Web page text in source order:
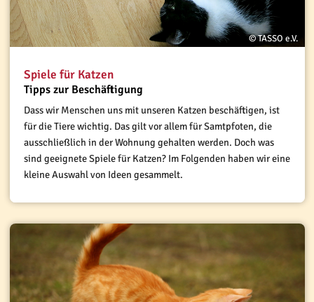
© TASSO e.V.
Spiele für Katzen
Tipps zur Beschäftigung
Dass wir Menschen uns mit unseren Katzen beschäftigen, ist
für die Tiere wichtig. Das gilt vor allem für Samtpfoten, die
ausschließlich in der Wohnung gehalten werden. Doch was
sind geeignete Spiele für Katzen? Im Folgenden haben wir eine
kleine Auswahl von Ideen gesammelt.